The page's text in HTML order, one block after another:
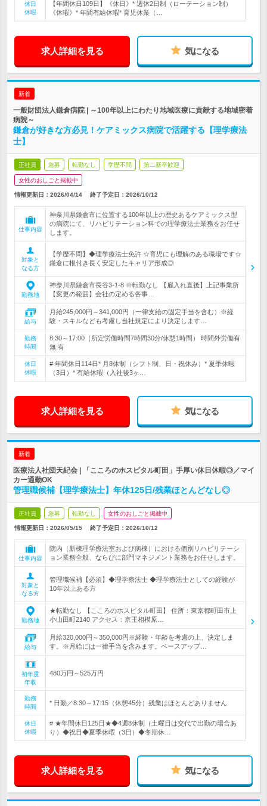
休日
休暇
【年間休日109日】《休日》* 週休2日制（ローテーション制）
《休暇》* 年間有給休暇* 育児休業（…
求人詳細を見る 気になる
新着
一般財団法人鎌倉病院 | ～100年以上にわたり地域医療に貢献する地域密着
病院～
鎌倉が好きな方必見！ケアミックス病院で活躍する【理学療法
士】
正社員 急募 転勤なし 学歴不問 第二新卒歓迎
女性のおしごと掲載中
情報更新日：2026/04/14 終了予定日： 2026/10/12
仕事内容
神奈川県鎌倉市に位置する100年以上の歴史あるケアミックス型
の病院にて、リハビリテーション科での理学療法士業務をお任せ
します。
対象と
なる方
【学歴不問】◆理学療法士免許 ☆育児にも理解のある職場です☆
鎌倉に根付き長く安定したキャリア形成◎
勤務地
神奈川県鎌倉市長谷3-1-8 ※転勤なし 【雇入れ直後】上記事業所
【変更の範囲】会社の定める各事…
給与
月給245,000円～341,000円（一律支給の固定手当を含む）※経
験・スキルなども考慮し当社規定により決定します…
勤務
時間
8:30～17:00（所定労働時間7時間30分/休憩1時間） 時間外労働有
無:有
休日
休暇
# 年間休日114日* 月8休制（シフト制、日・祝休み）* 夏季休暇
（3日）* 有給休暇（入社後3ヶ…
求人詳細を見る 気になる
新着
医療法人社団天紀会 | 「こころのホスピタル町田」手厚い休日休暇◎／マイ
カー通勤OK
管理職候補【理学療法士】年休125日/残業ほとんどなし◎
正社員 急募 転勤なし 女性のおしごと掲載中
情報更新日：2026/05/15 終了予定日： 2026/10/12
仕事内容
院内（新棟理学療法室および病棟）における個別リハビリテーシ
ョン業務全般、ならびに部門マネジメント業務をお任せします。
対象と
なる方
管理職候補【必須】◆理学療法士 ◆理学療法士としての経験が
10年以上ある方
勤務地
★転勤なし 【こころのホスピタル町田】 住所：東京都町田市上
小山田町2140 アクセス：京王相模原…
給与
月給320,000円～350,000円※経験・年齢を考慮の上、決定しま
す。※月給には一律手当を含みます。ベースアップ…
初年度
年収
480万円～525万円
勤務
時間
* 日勤／8:30～17:15（休憩45分）残業はほとんどありません
休日
休暇
# ★年間休日125日★◆4週8休制（土曜日は交代で出勤の場合あ
り）◆祝日◆夏季休暇（3日）◆冬期休…
求人詳細を見る 気になる